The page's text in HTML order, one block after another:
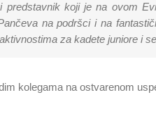
koji je na ovom
na podršci i na
za kadete juniore i
kolegama na ostvarenom